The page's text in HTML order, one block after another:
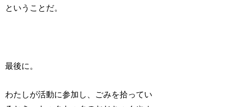
ということだ。
最後に。
わたしが活動に参加し、ごみを拾ってい